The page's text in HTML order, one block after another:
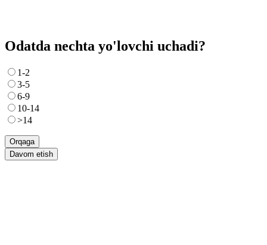
Odatda nechta yo'lovchi uchadi?
1-2
3-5
6-9
10-14
>14
Orqaga
Davom etish